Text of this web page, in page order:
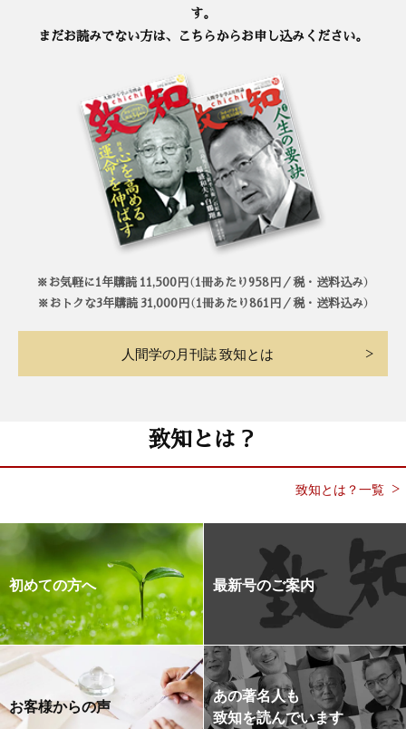
す。
まだお読みでない方は、こちらからお申し込みください。
※お気軽に1年購読 11,500円（1冊あたり958円／税・送料込み）
※おトクな3年購読 31,000円（1冊あたり861円／税・送料込み）
人間学の月刊誌 致知とは
致知とは？
致知とは？一覧
初めての方へ 最新号のご案内
お客様からの声
あの著名人も
致知を読んでいます